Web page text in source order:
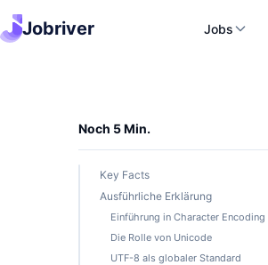
Jobriver Jobs
Noch 5 Min.
Key Facts
Ausführliche Erklärung
Einführung in Character Encoding
Die Rolle von Unicode
UTF-8 als globaler Standard